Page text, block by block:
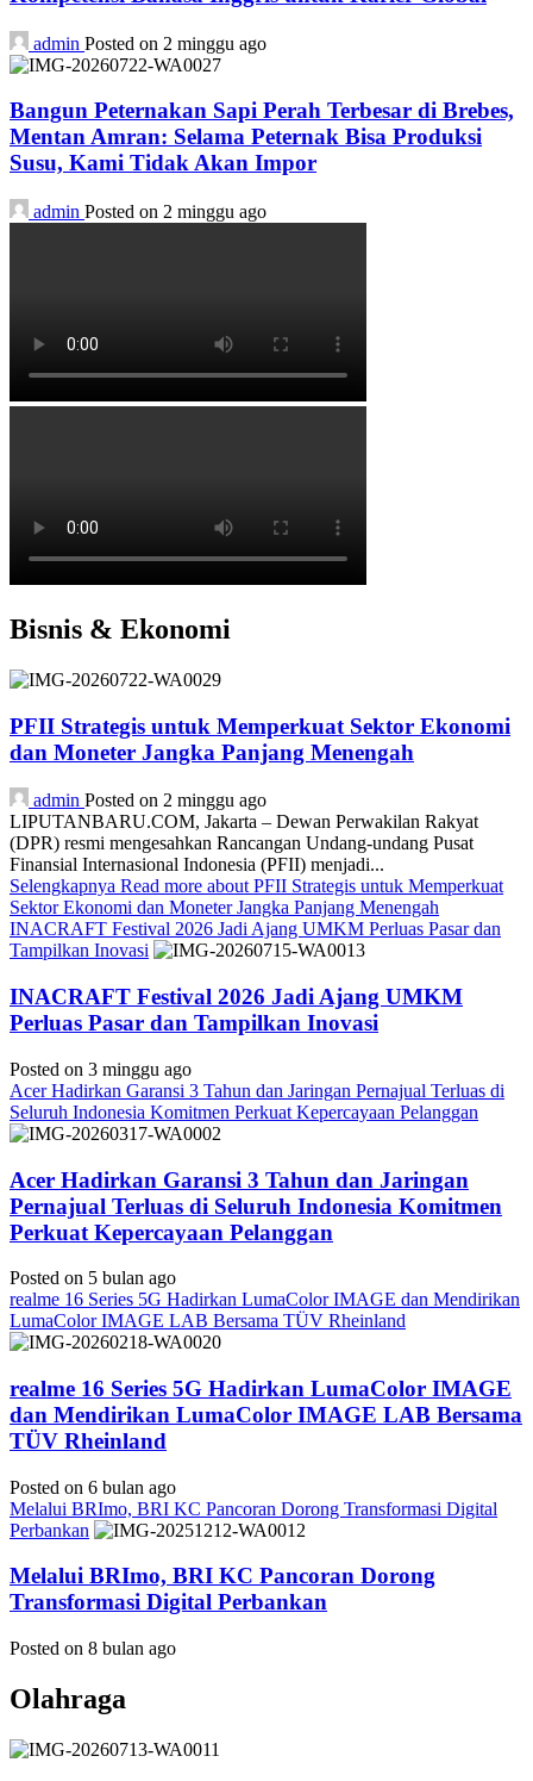
admin Posted on 2 minggu ago
Bangun Peternakan Sapi Perah Terbesar di Brebes,
Mentan Amran: Selama Peternak Bisa Produksi
Susu, Kami Tidak Akan Impor
admin Posted on 2 minggu ago
Bisnis & Ekonomi
PFII Strategis untuk Memperkuat Sektor Ekonomi
dan Moneter Jangka Panjang Menengah
admin Posted on 2 minggu ago
LIPUTANBARU.COM, Jakarta – Dewan Perwakilan Rakyat
(DPR) resmi mengesahkan Rancangan Undang-undang Pusat
Finansial Internasional Indonesia (PFII) menjadi...
Selengkapnya Read more about PFII Strategis untuk Memperkuat
Sektor Ekonomi dan Moneter Jangka Panjang Menengah
INACRAFT Festival 2026 Jadi Ajang UMKM Perluas Pasar dan
Tampilkan Inovasi
INACRAFT Festival 2026 Jadi Ajang UMKM
Perluas Pasar dan Tampilkan Inovasi
Posted on 3 minggu ago
Acer Hadirkan Garansi 3 Tahun dan Jaringan Pernajual Terluas di
Seluruh Indonesia Komitmen Perkuat Kepercayaan Pelanggan
Acer Hadirkan Garansi 3 Tahun dan Jaringan
Pernajual Terluas di Seluruh Indonesia Komitmen
Perkuat Kepercayaan Pelanggan
Posted on 5 bulan ago
realme 16 Series 5G Hadirkan LumaColor IMAGE dan Mendirikan
LumaColor IMAGE LAB Bersama TÜV Rheinland
realme 16 Series 5G Hadirkan LumaColor IMAGE
dan Mendirikan LumaColor IMAGE LAB Bersama
TÜV Rheinland
Posted on 6 bulan ago
Melalui BRImo, BRI KC Pancoran Dorong Transformasi Digital
Perbankan
Melalui BRImo, BRI KC Pancoran Dorong
Transformasi Digital Perbankan
Posted on 8 bulan ago
Olahraga